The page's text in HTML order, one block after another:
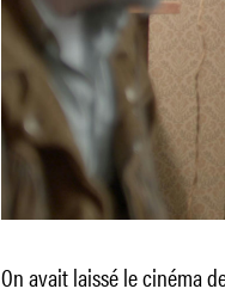
On avait laissé le cinéma